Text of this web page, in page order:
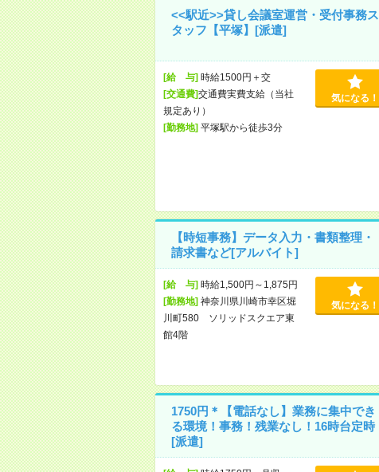
<<駅近>>貸し会議室運営・受付事務ス
タッフ【平塚】[派遣]
[給 与]時給1500円＋交
[交通費]交通費実費支給（当社
規定あり）
[勤務地]平塚駅から徒歩3分
気になる！
【時短事務】データ入力・書類整理・
請求書など[アルバイト]
[給 与]時給1,500円～1,875円
[勤務地]神奈川県川崎市幸区堀
川町580 ソリッドスクエア東
館4階
気になる！
1750円＊【電話なし】業務に集中でき
る環境！事務！残業なし！16時台定時
[派遣]